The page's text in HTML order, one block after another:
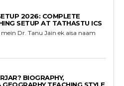
2026: COMPLETE
SETUP AT TATHASTU ICS
Dr. Tanu Jain ek aisa naam
BIOGRAPHY,
TEACHING STYLE